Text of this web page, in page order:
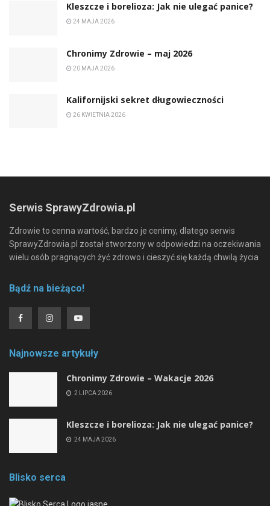
Kleszcze i borelioza: Jak nie ulegać panice?
24 MAJA 2026
Chronimy Zdrowie ­– maj 2026
20 MAJA 2026
Kalifornijski sekret długowieczności
26 KWIETNIA 2026
Serwis SprawyZdrowia.pl
Zdrowie to cenna wartość, bardzo je cenimy, dlatego serwis
SprawyZdrowia.pl został stworzony w odpowiedzi na oczekiwania
wielu osób pragnących żyć zdrowo i cieszyć się każdą chwilą życia
Bądź na bieżąco!
Najnowsze artykuły
Chronimy Zdrowie ­– Wakacje 2026
2 LIPCA 2026
Kleszcze i borelioza: Jak nie ulegać panice?
24 MAJA 2026
Blisko serca